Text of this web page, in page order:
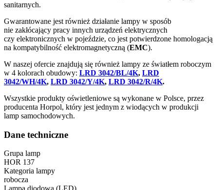
sanitarnych.
Gwarantowane jest również działanie lampy w sposób
nie zakłócający pracy innych urządzeń elektrycznych
czy elektronicznych w pojeździe, co jest potwierdzone homologacją
na kompatybilność elektromagnetyczną (EMC).
W naszej ofercie znajdują się również lampy ze światłem roboczym
w 4 kolorach obudowy: LRD 3042/BL/4K, LRD
3042/WH/4K, LRD 3042/Y/4K, LRD 3042/R/4K.
Wszystkie produkty oświetleniowe są wykonane w Polsce, przez
producenta Horpol, który jest jednym z wiodących w produkcji
lamp samochodowych.
Dane techniczne
Grupa lamp
HOR 137
Kategoria lampy
robocza